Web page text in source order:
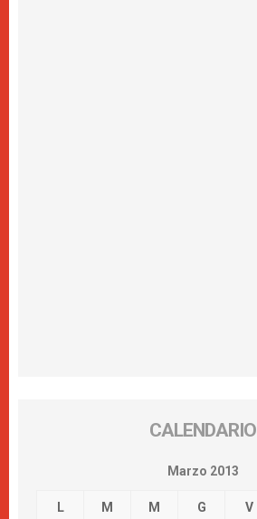
CALENDARIO
Marzo 2013
L M M G V